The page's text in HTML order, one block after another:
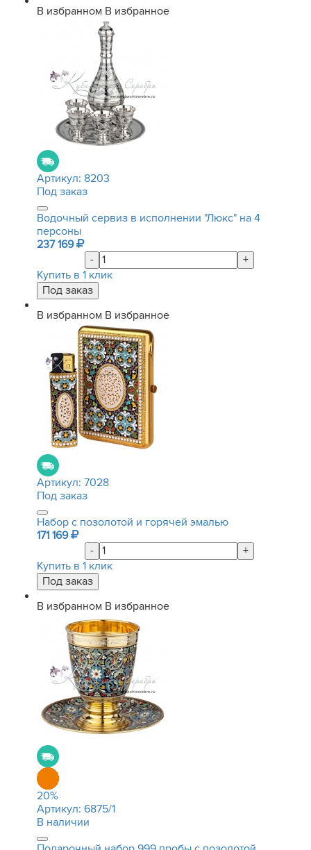
В избранном В избранное
Артикул: 8203
Под заказ
Водочный сервиз в исполнении "Люкс" на 4
персоны
237 169
-
+
Купить в 1 клик
В избранном В избранное
Артикул: 7028
Под заказ
Набор с позолотой и горячей эмалью
171 169
-
+
Купить в 1 клик
В избранном В избранное
20%
Артикул: 6875/1
В наличии